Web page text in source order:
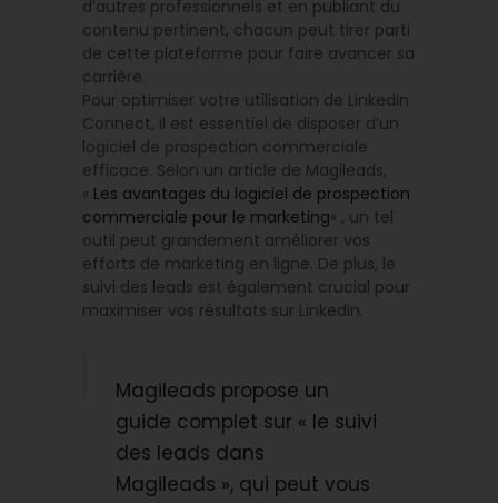
d’autres professionnels et en publiant du
contenu pertinent, chacun peut tirer parti
de cette plateforme pour faire avancer sa
carrière.
Pour optimiser votre utilisation de LinkedIn
Connect, il est essentiel de disposer d’un
logiciel de prospection commerciale
efficace. Selon un article de Magileads,
« Les avantages du logiciel de prospection
commerciale pour le marketing« , un tel
outil peut grandement améliorer vos
efforts de marketing en ligne. De plus, le
suivi des leads est également crucial pour
maximiser vos résultats sur LinkedIn.
Magileads propose un
guide complet sur « le suivi
des leads dans
Magileads », qui peut vous